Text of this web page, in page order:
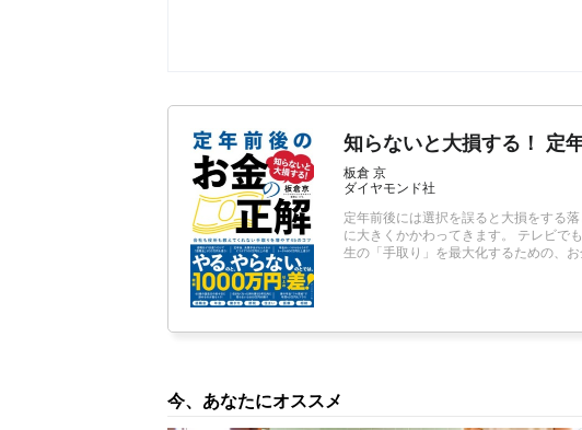
知らないと大損する！ 定
板倉 京
ダイヤモンド社
定年前後には選択を誤ると大損をする
に大きくかかわってきます。 テレビで
生の「手取り」を最大化するための、
今、あなたにオススメ